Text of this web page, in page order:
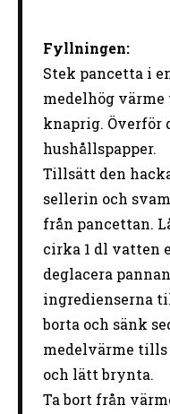
Fyllningen:
Stek pancetta i
medelhög
knaprig.
hushållspapper.
Tillsätt den
sellerin och
från pancettan.
cirka 1 dl
deglacera
ingredienserna
borta och sänk
medelvärme tills
och lätt brynta.
Ta bort från